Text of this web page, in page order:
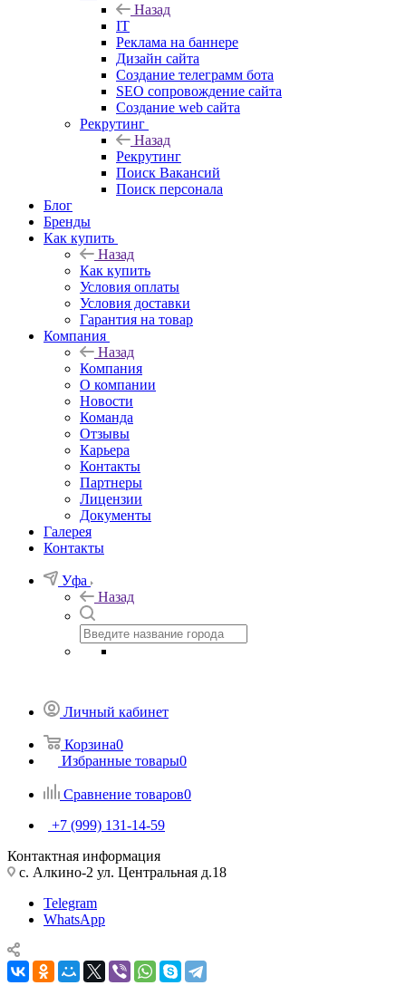
Назад
IT
Реклама на баннере
Дизайн сайта
Создание телеграмм бота
SEO сопровождение сайта
Создание web сайта
Рекрутинг
Назад
Рекрутинг
Поиск Вакансий
Поиск персонала
Блог
Бренды
Как купить
Назад
Как купить
Условия оплаты
Условия доставки
Гарантия на товар
Компания
Назад
Компания
О компании
Новости
Команда
Отзывы
Карьера
Контакты
Партнеры
Лицензии
Документы
Галерея
Контакты
Уфа
Назад
Личный кабинет
Корзина0
Избранные товары0
Сравнение товаров0
+7 (999) 131-14-59
Контактная информация
с. Алкино-2 ул. Центральная д.18
Telegram
WhatsApp